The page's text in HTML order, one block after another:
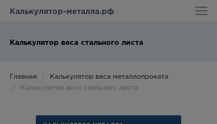
Калькулятор-металла.рф
Калькулятор веса стального листа
Главная
Калькулятор веса металлопроката
Калькулятор веса стального листа